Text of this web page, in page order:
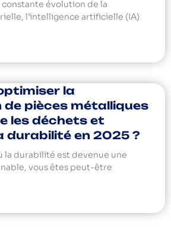
constante évolution de la
l’intelligence artificielle (IA)
la
pièces métalliques
les déchets et
durabilité en 2025 ?
la durabilité est devenue une
vous êtes peut-être